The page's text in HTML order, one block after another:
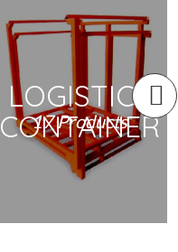
LOGISTICS
CONTAINER
17 Products